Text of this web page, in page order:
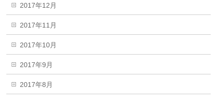
2017年12月
2017年11月
2017年10月
2017年9月
2017年8月